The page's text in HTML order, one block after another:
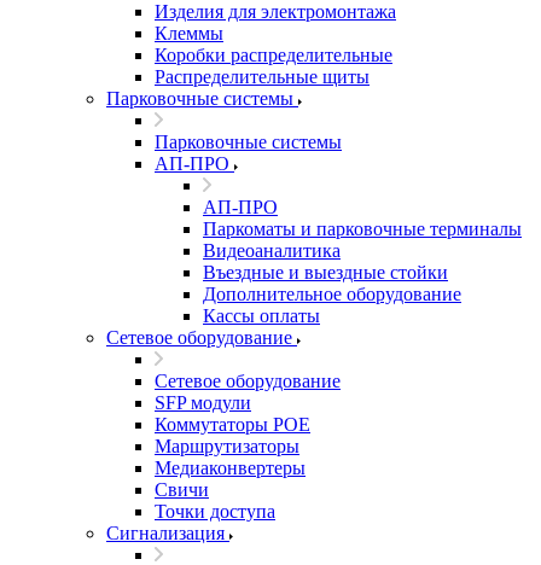
Изделия для электромонтажа
Клеммы
Коробки распределительные
Распределительные щиты
Парковочные системы
Парковочные системы
АП-ПРО
АП-ПРО
Паркоматы и парковочные терминалы
Видеоаналитика
Въездные и выездные стойки
Дополнительное оборудование
Кассы оплаты
Сетевое оборудование
Сетевое оборудование
SFP модули
Коммутаторы POE
Маршрутизаторы
Медиаконвертеры
Свичи
Точки доступа
Сигнализация